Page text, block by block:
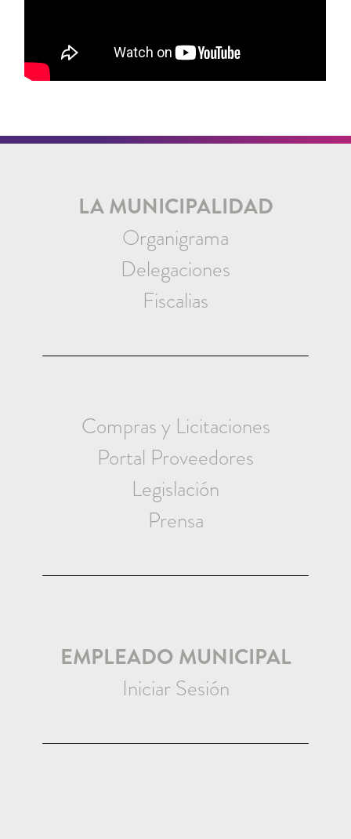
LA MUNICIPALIDAD
Organigrama
Delegaciones
Fiscalias
Compras y Licitaciones
Portal Proveedores
Legislación
Prensa
EMPLEADO MUNICIPAL
Iniciar Sesión